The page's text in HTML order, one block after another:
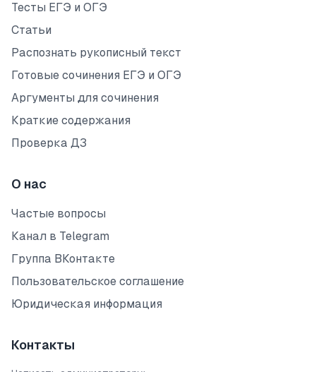
Тесты ЕГЭ и ОГЭ
Статьи
Распознать рукописный текст
Готовые сочинения ЕГЭ и ОГЭ
Аргументы для сочинения
Краткие содержания
Проверка ДЗ
О нас
Частые вопросы
Канал в Telegram
Группа ВКонтакте
Пользовательское соглашение
Юридическая информация
Контакты